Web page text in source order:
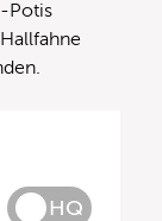
Potis
HQ